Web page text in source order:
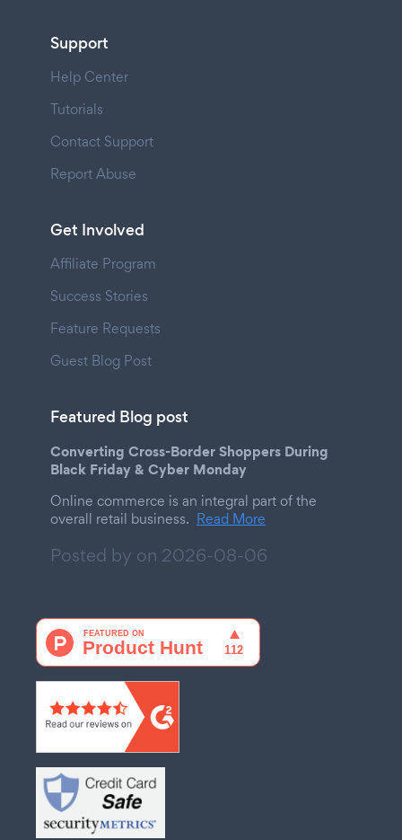
Support
Help Center
Tutorials
Contact Support
Report Abuse
Get Involved
Affiliate Program
Success Stories
Feature Requests
Guest Blog Post
Featured Blog post
Converting Cross-Border Shoppers During
Black Friday & Cyber Monday
Online commerce is an integral part of the
overall retail business. Read More
Posted by on 2026-08-06